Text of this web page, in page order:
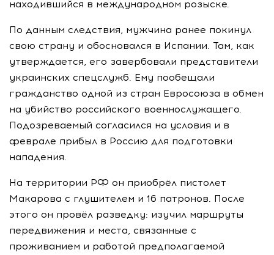
находившийся в международном розыске.
По данным следствия, мужчина ранее покинул
свою страну и обосновался в Испании. Там, как
утверждается, его завербовали представители
украинских спецслужб. Ему пообещали
гражданство одной из стран Евросоюза в обмен
на убийство российского военнослужащего.
Подозреваемый согласился на условия и в
феврале прибыл в Россию для подготовки
нападения.
На территории РФ он приобрёл пистолет
Макарова с глушителем и 16 патронов. После
этого он провёл разведку: изучил маршруты
передвижения и места, связанные с
проживанием и работой предполагаемой